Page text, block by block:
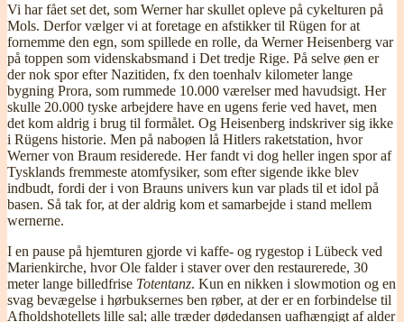
Vi har fået set det, som Werner har skullet opleve på cykelturen på
Mols. Derfor vælger vi at foretage en afstikker til Rügen for at
fornemme den egn, som spillede en rolle, da Werner Heisenberg var
på toppen som videnskabsmand i Det tredje Rige. På selve øen er
der nok spor efter Nazitiden, fx den toenhalv kilometer lange
bygning Prora, som rummede 10.000 værelser med havudsigt. Her
skulle 20.000 tyske arbejdere have en ugens ferie ved havet, men
det kom aldrig i brug til formålet. Og Heisenberg indskriver sig ikke
i Rügens historie. Men på naboøen lå Hitlers raketstation, hvor
Werner von Braum residerede. Her fandt vi dog heller ingen spor af
Tysklands fremmeste atomfysiker, som efter sigende ikke blev
indbudt, fordi der i von Brauns univers kun var plads til et idol på
basen. Så tak for, at der aldrig kom et samarbejde i stand mellem
wernerne.
I en pause på hjemturen gjorde vi kaffe- og rygestop i Lübeck ved
Marienkirche, hvor Ole falder i staver over den restaurerede, 30
meter lange billedfrise Totentanz. Kun en nikken i slowmotion og en
svag bevægelse i hørbuksernes ben røber, at der er en forbindelse til
Afholdshotellets lille sal; alle træder dødedansen uafhængigt af alder